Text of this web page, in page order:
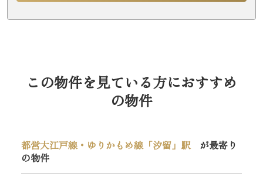
この物件を見ている方におすすめ
の物件
都営大江戸線・ゆりかもめ線「汐留」駅 が最寄り
の物件